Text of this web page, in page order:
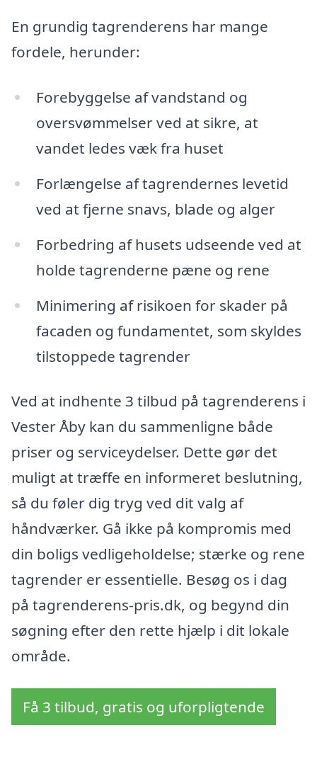
En grundig tagrenderens har mange
fordele, herunder:
Forebyggelse af vandstand og
oversvømmelser ved at sikre, at
vandet ledes væk fra huset
Forlængelse af tagrendernes levetid
ved at fjerne snavs, blade og alger
Forbedring af husets udseende ved at
holde tagrenderne pæne og rene
Minimering af risikoen for skader på
facaden og fundamentet, som skyldes
tilstoppede tagrender
Ved at indhente 3 tilbud på tagrenderens i
Vester Åby kan du sammenligne både
priser og serviceydelser. Dette gør det
muligt at træffe en informeret beslutning,
så du føler dig tryg ved dit valg af
håndværker. Gå ikke på kompromis med
din boligs vedligeholdelse; stærke og rene
tagrender er essentielle. Besøg os i dag
på tagrenderens-pris.dk, og begynd din
søgning efter den rette hjælp i dit lokale
område.
Få 3 tilbud, gratis og uforpligtende